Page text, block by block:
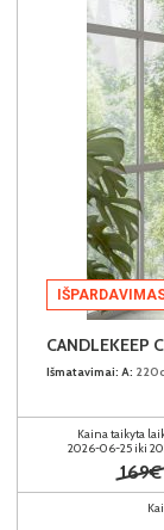
Išmatavimai: A:
Kaina taikyta
2026-06-25 iki
169€